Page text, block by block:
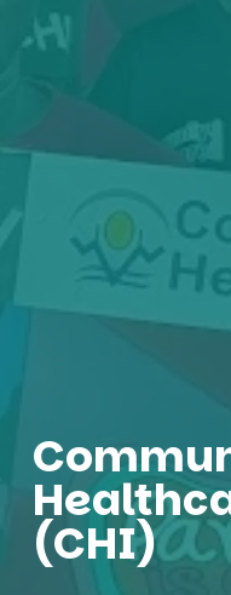
(CHI)